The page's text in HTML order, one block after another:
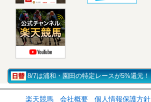
8/7は浦和・園田の特定レースが5%還元！
楽天競馬 会社概要 個人情報保護方針